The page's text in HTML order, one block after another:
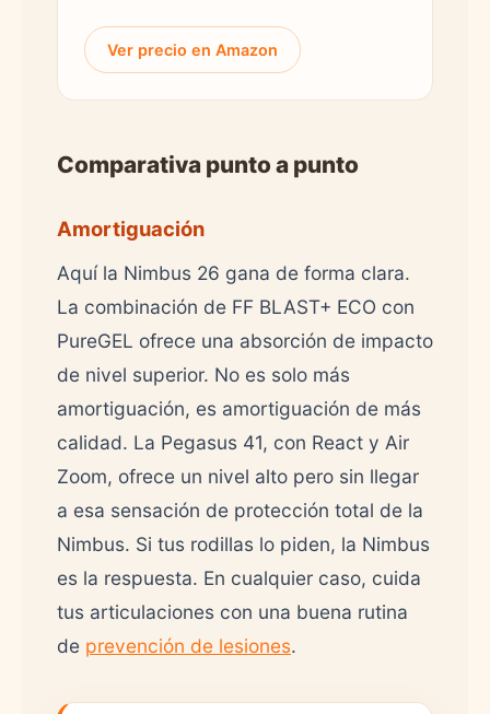
Ver precio en Amazon
Comparativa punto a punto
Amortiguación
Aquí la Nimbus 26 gana de forma clara.
La combinación de FF BLAST+ ECO con
PureGEL ofrece una absorción de impacto
de nivel superior. No es solo más
amortiguación, es amortiguación de más
calidad. La Pegasus 41, con React y Air
Zoom, ofrece un nivel alto pero sin llegar
a esa sensación de protección total de la
Nimbus. Si tus rodillas lo piden, la Nimbus
es la respuesta. En cualquier caso, cuida
tus articulaciones con una buena rutina
de prevención de lesiones.